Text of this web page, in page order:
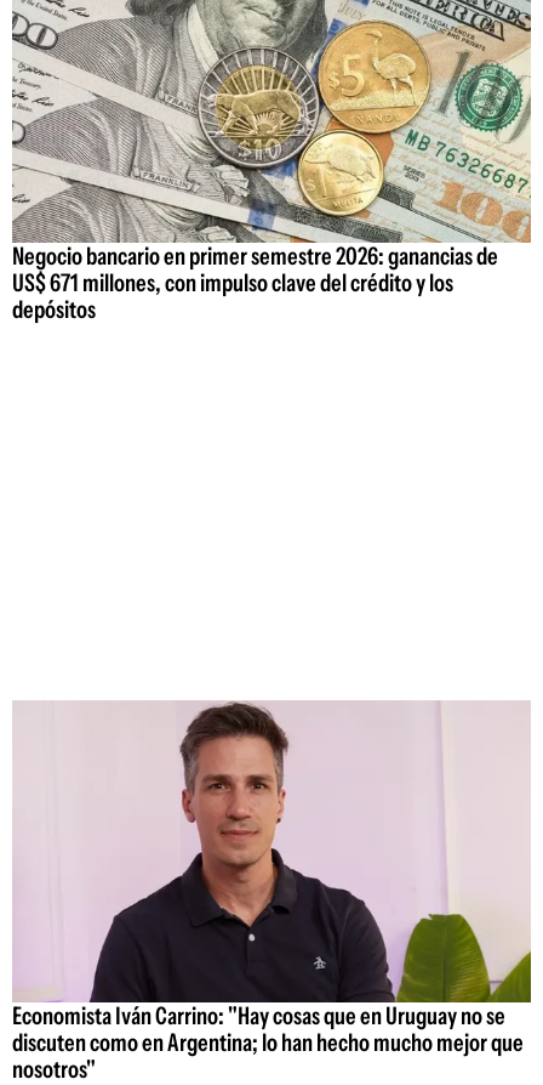
Negocio bancario en primer semestre 2026: ganancias de
US$ 671 millones, con impulso clave del crédito y los
depósitos
Economista Iván Carrino: "Hay cosas que en Uruguay no se
discuten como en Argentina; lo han hecho mucho mejor que
nosotros"